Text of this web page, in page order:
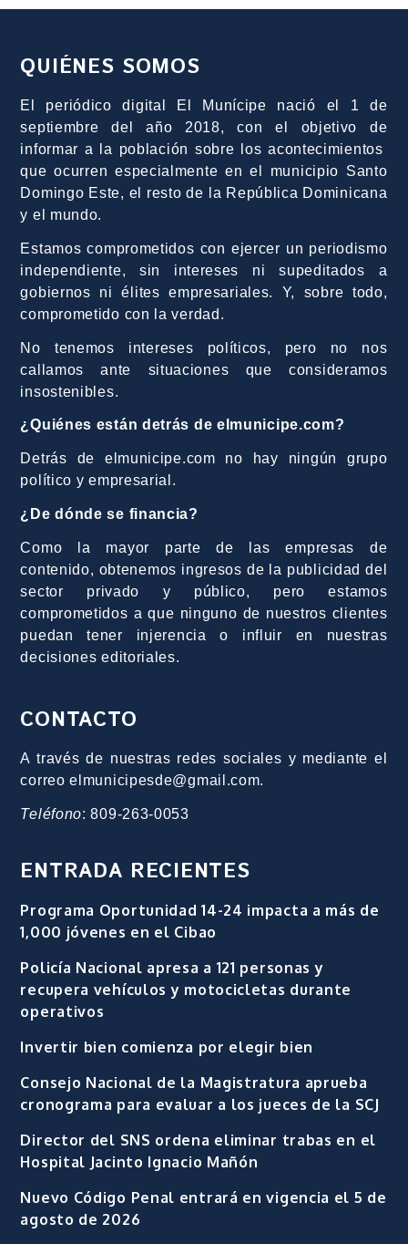
QUIÉNES SOMOS
El periódico digital El Munícipe nació el 1 de
septiembre del año 2018, con el objetivo de
informar a la población sobre los acontecimientos
que ocurren especialmente en el municipio Santo
Domingo Este, el resto de la República Dominicana
y el mundo.
Estamos comprometidos con ejercer un periodismo
independiente, sin intereses ni supeditados a
gobiernos ni élites empresariales. Y, sobre todo,
comprometido con la verdad.
No tenemos intereses políticos, pero no nos
callamos ante situaciones que consideramos
insostenibles.
¿Quiénes están detrás de elmunicipe.com?
Detrás de elmunicipe.com no hay ningún grupo
político y empresarial.
¿De dónde se financia?
Como la mayor parte de las empresas de
contenido, obtenemos ingresos de la publicidad del
sector privado y público, pero estamos
comprometidos a que ninguno de nuestros clientes
puedan tener injerencia o influir en nuestras
decisiones editoriales.
CONTACTO
A través de nuestras redes sociales y mediante el
correo elmunicipesde@gmail.com.
Teléfono: 809-263-0053
ENTRADA RECIENTES
Programa Oportunidad 14-24 impacta a más de
1,000 jóvenes en el Cibao
Policía Nacional apresa a 121 personas y
recupera vehículos y motocicletas durante
operativos
Invertir bien comienza por elegir bien
Consejo Nacional de la Magistratura aprueba
cronograma para evaluar a los jueces de la SCJ
Director del SNS ordena eliminar trabas en el
Hospital Jacinto Ignacio Mañón
Nuevo Código Penal entrará en vigencia el 5 de
agosto de 2026